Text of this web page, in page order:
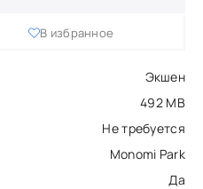
Экшен
492 MB
Не требуется
Monomi Park
Да
В избранное